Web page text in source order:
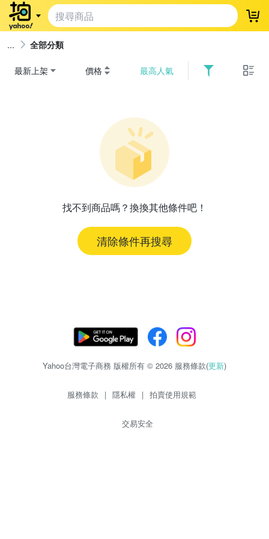
登
全部分類
最新上架 價格 最高人氣
找不到商品嗎？換換其他條件吧！
清除條件再搜尋
Yahoo台灣電子商務 版權所有 © 2026 服務條款(更新)
服務條款 | 隱私權 | 拍賣使用規範
交易安全